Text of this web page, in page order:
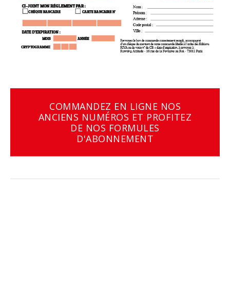
COMMANDEZ EN LIGNE NOS
ANCIENS NUMÉROS ET PROFITEZ
DE NOS FORMULES
D'ABONNEMENT